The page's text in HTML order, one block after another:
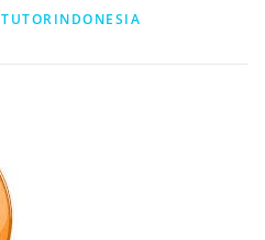
TUTORINDONESIA